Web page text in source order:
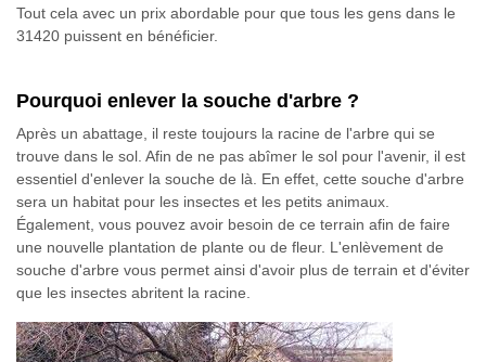
Tout cela avec un prix abordable pour que tous les gens dans le
31420 puissent en bénéficier.
Pourquoi enlever la souche d'arbre ?
Après un abattage, il reste toujours la racine de l'arbre qui se
trouve dans le sol. Afin de ne pas abîmer le sol pour l'avenir, il est
essentiel d'enlever la souche de là. En effet, cette souche d'arbre
sera un habitat pour les insectes et les petits animaux.
Également, vous pouvez avoir besoin de ce terrain afin de faire
une nouvelle plantation de plante ou de fleur. L'enlèvement de
souche d'arbre vous permet ainsi d'avoir plus de terrain et d'éviter
que les insectes abritent la racine.